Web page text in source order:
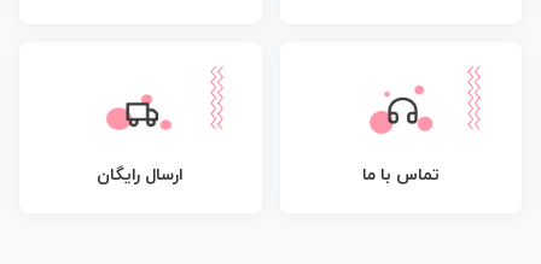
تماس با ما ارسال رایگان